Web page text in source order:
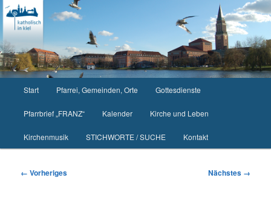
Zum
primären
Inhalt
springen
Start Pfarrei, Gemeinden, Orte Gottesdienste
Pfarrbrief „FRANZ“ Kalender Kirche und Leben
Kirchenmusik STICHWORTE / SUCHE Kontakt
Bilder-
← Vorheriges Nächstes →